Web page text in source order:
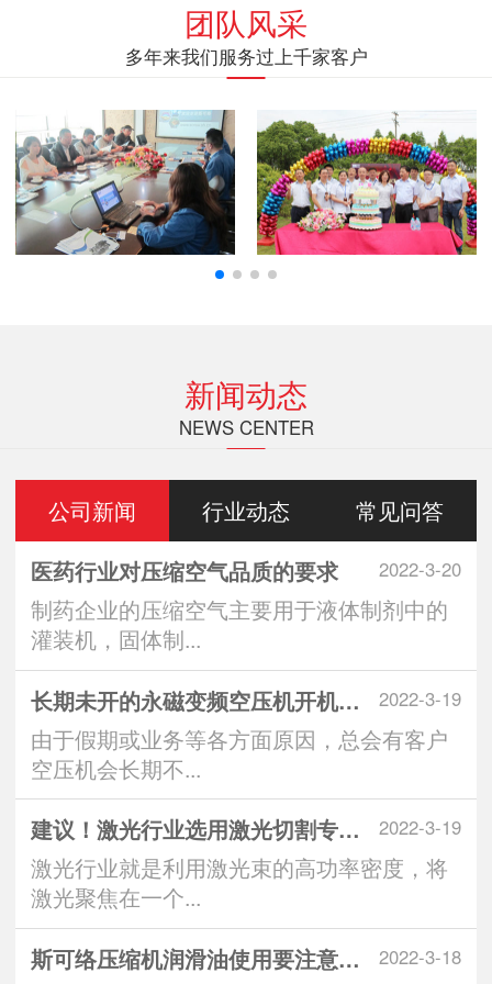
团队风采
多年来我们服务过上千家客户
新闻动态
NEWS CENTER
公司新闻 行业动态 常见问答
2022-3-20
医药行业对压缩空气品质的要求
制药企业的压缩空气主要用于液体制剂中的
灌装机，固体制...
2022-3-19
长期未开的永磁变频空压机开机注意
由于假期或业务等各方面原因，总会有客户
空压机会长期不...
2022-3-19
建议！激光行业选用激光切割专用空
激光行业就是利用激光束的高功率密度，将
激光聚焦在一个...
2022-3-18
斯可络压缩机润滑油使用要注意什么